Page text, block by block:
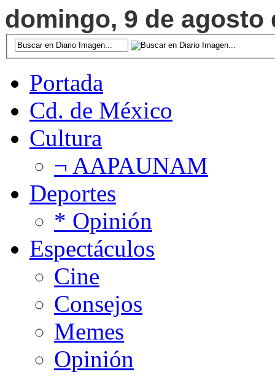
domingo, 9 de agosto
Portada
Cd. de México
Cultura
¬ AAPAUNAM
Deportes
* Opinión
Espectáculos
Cine
Consejos
Memes
Opinión